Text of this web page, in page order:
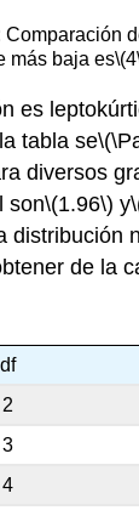
Comparación
más baja es
es
tabla se
diversos
son\(1.96\) y
distribución
de la
df
2
3
4